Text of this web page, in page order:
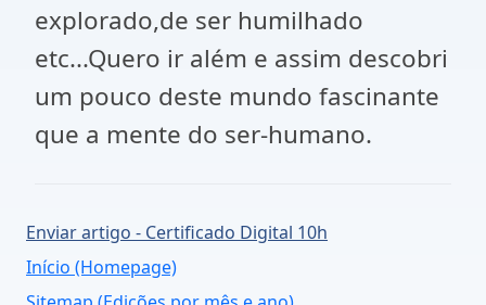
explorado,de ser humilhado
etc...Quero ir além e assim descobri
um pouco deste mundo fascinante
que a mente do ser-humano.
Enviar artigo - Certificado Digital 10h
Início (Homepage)